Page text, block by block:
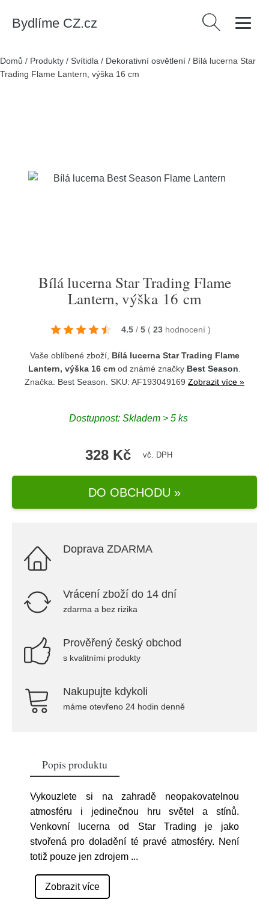
Bydlíme CZ.cz Vyhledávání
Domů / Produkty / Svítidla / Dekorativní osvětlení / Bílá lucerna Star
Trading Flame Lantern, výška 16 cm
Bílá lucerna Star Trading Flame
Lantern, výška 16 cm
4.5 / 5 ( 23 hodnocení )
Vaše oblíbené zboží, Bílá lucerna Star Trading Flame
Lantern, výška 16 cm od známé značky Best Season
Značka: Best Season . SKU: AF193049169 Zobrazit více »
Dostupnost: Skladem > 5 ks
328 Kč vč. DPH
DO OBCHODU »
Doprava ZDARMA
Vrácení zboží do 14 dní
zdarma a bez rizika
Prověřený český obchod
s kvalitními produkty
Nakupujte kdykoli
máme otevřeno 24 hodin denně
Popis produktu
Vykouzlete si na zahradě neopakovatelnou
atmosféru i jedinečnou hru světel a stínů.
Venkovní lucerna od Star Trading je jako
stvořená pro doladění té pravé atmosféry. Není
totiž pouze jen zdrojem ...
Zobrazit více